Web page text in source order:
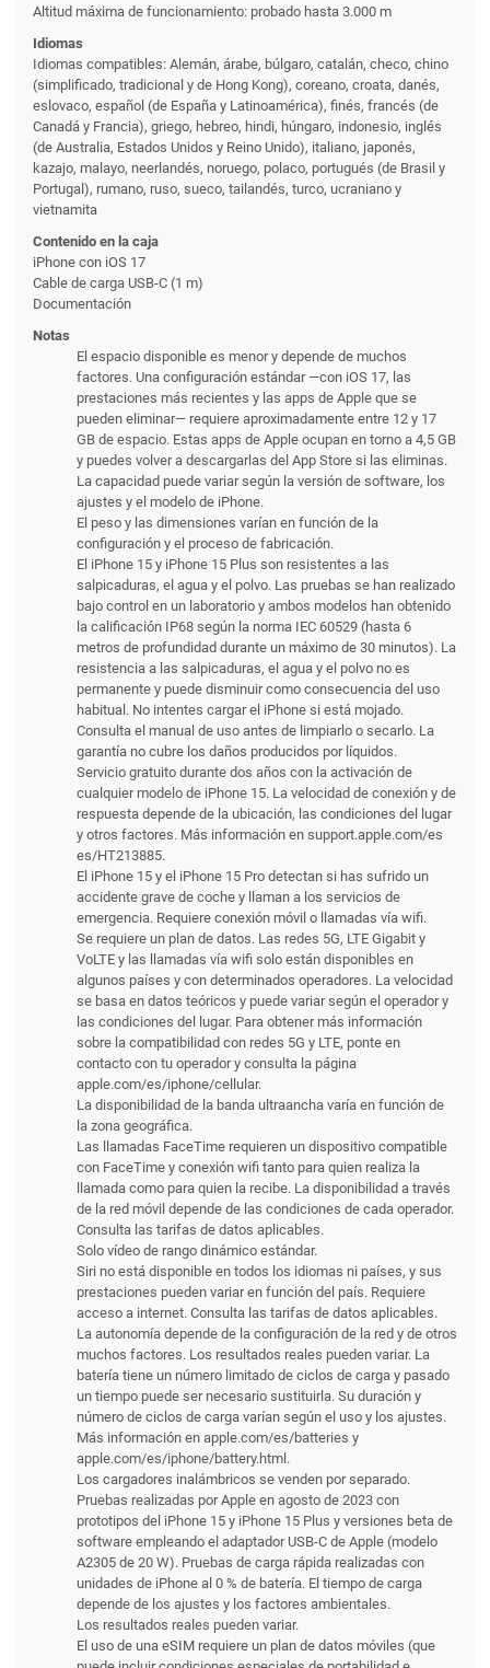
Altitud máxima de funcionamiento: probado hasta 3.000 m
Idiomas
Idiomas compatibles: Alemán, árabe, búlgaro, catalán, checo, chino
(simplificado, tradicional y de Hong Kong), coreano, croata, danés,
eslovaco, español (de España y Latinoamérica), finés, francés (de
Canadá y Francia), griego, hebreo, hindi, húngaro, indonesio, inglés
(de Australia, Estados Unidos y Reino Unido), italiano, japonés,
kazajo, malayo, neerlandés, noruego, polaco, portugués (de Brasil y
Portugal), rumano, ruso, sueco, tailandés, turco, ucraniano y
vietnamita
Contenido en la caja
iPhone con iOS 17
Cable de carga USB-C (1 m)
Documentación
Notas
El espacio disponible es menor y depende de muchos
factores. Una configuración estándar —con iOS 17, las
prestaciones más recientes y las apps de Apple que se
pueden eliminar— requiere aproximadamente entre 12 y 17
GB de espacio. Estas apps de Apple ocupan en torno a 4,5 GB
y puedes volver a descargarlas del App Store si las eliminas.
La capacidad puede variar según la versión de software, los
ajustes y el modelo de iPhone.
El peso y las dimensiones varían en función de la
configuración y el proceso de fabricación.
El iPhone 15 y iPhone 15 Plus son resistentes a las
salpicaduras, el agua y el polvo. Las pruebas se han realizado
bajo control en un laboratorio y ambos modelos han obtenido
la calificación IP68 según la norma IEC 60529 (hasta 6
metros de profundidad durante un máximo de 30 minutos). La
resistencia a las salpicaduras, el agua y el polvo no es
permanente y puede disminuir como consecuencia del uso
habitual. No intentes cargar el iPhone si está mojado.
Consulta el manual de uso antes de limpiarlo o secarlo. La
garantía no cubre los daños producidos por líquidos.
Servicio gratuito durante dos años con la activación de
cualquier modelo de iPhone 15. La velocidad de conexión y de
respuesta depende de la ubicación, las condiciones del lugar
y otros factores. Más información en support.apple.com/es
es/HT213885.
El iPhone 15 y el iPhone 15 Pro detectan si has sufrido un
accidente grave de coche y llaman a los servicios de
emergencia. Requiere conexión móvil o llamadas vía wifi.
Se requiere un plan de datos. Las redes 5G, LTE Gigabit y
VoLTE y las llamadas vía wifi solo están disponibles en
algunos países y con determinados operadores. La velocidad
se basa en datos teóricos y puede variar según el operador y
las condiciones del lugar. Para obtener más información
sobre la compati­bilidad con redes 5G y LTE, ponte en
contacto con tu operador y consulta la página
apple.com/es/iphone/cellular.
La disponibilidad de la banda ultraancha varía en función de
la zona geográfica.
Las llamadas FaceTime requieren un dispositivo compatible
con FaceTime y conexión wifi tanto para quien realiza la
llamada como para quien la recibe. La disponibilidad a través
de la red móvil depende de las condiciones de cada operador.
Consulta las tarifas de datos aplicables.
Solo vídeo de rango dinámico estándar.
Siri no está disponible en todos los idiomas ni países, y sus
prestaciones pueden variar en función del país. Requiere
acceso a internet. Consulta las tarifas de datos aplicables.
La autonomía depende de la configuración de la red y de otros
muchos factores. Los resultados reales pueden variar. La
batería tiene un número limitado de ciclos de carga y pasado
un tiempo puede ser necesario sustituirla. Su duración y
número de ciclos de carga varían según el uso y los ajustes.
Más información en apple.com/es/batteries y
apple.com/es/iphone/battery.html.
Los cargadores inalámbricos se venden por separado.
Pruebas realizadas por Apple en agosto de 2023 con
prototipos del iPhone 15 y iPhone 15 Plus y versiones beta de
software empleando el adaptador USB-C de Apple (modelo
A2305 de 20 W). Pruebas de carga rápida realizadas con
unidades de iPhone al 0 % de batería. El tiempo de carga
depende de los ajustes y los factores ambientales.
Los resultados reales pueden variar.
El uso de una eSIM requiere un plan de datos móviles (que